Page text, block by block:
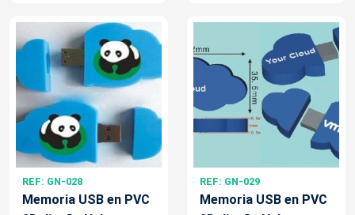
REF: GN-028
Memoria USB en PVC
REF: GN-029
Memoria USB en PVC